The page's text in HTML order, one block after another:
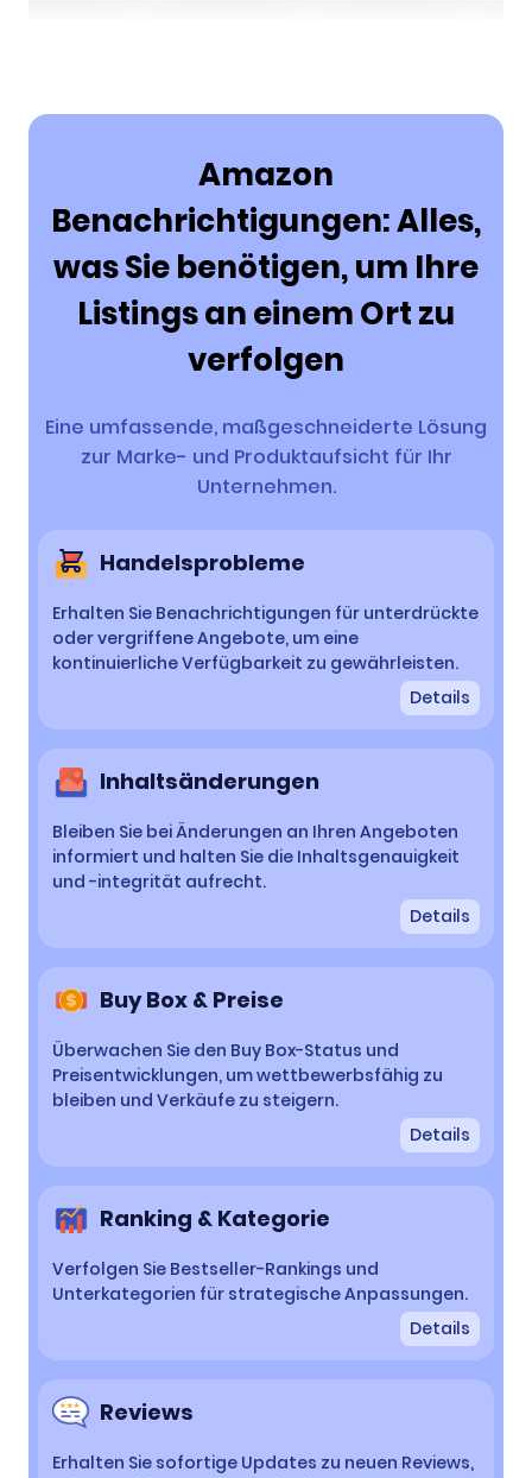
Amazon
Benachrichtigungen: Alles,
was Sie benötigen, um Ihre
Listings an einem Ort zu
verfolgen
Eine umfassende, maßgeschneiderte Lösung
zur Marke- und Produktaufsicht für Ihr
Unternehmen.
Handelsprobleme
Erhalten Sie Benachrichtigungen für unterdrückte
oder vergriffene Angebote, um eine
kontinuierliche Verfügbarkeit zu gewährleisten.
Details
Inhaltsänderungen
Bleiben Sie bei Änderungen an Ihren Angeboten
informiert und halten Sie die Inhaltsgenauigkeit
und -integrität aufrecht.
Details
Buy Box & Preise
Überwachen Sie den Buy Box-Status und
Preisentwicklungen, um wettbewerbsfähig zu
bleiben und Verkäufe zu steigern.
Details
Ranking & Kategorie
Verfolgen Sie Bestseller-Rankings und
Unterkategorien für strategische Anpassungen.
Details
Reviews
Erhalten Sie sofortige Updates zu neuen Reviews,